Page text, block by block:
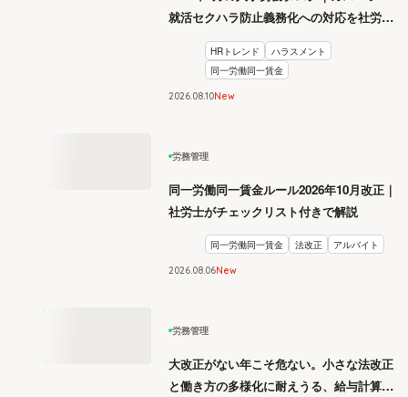
就活セクハラ防止義務化への対応を社労士
HRトレンド
ハラスメント
同一労働同一賃金
2026.0810New
労務管理
同一労働同一賃金ルール2026年10月改正｜
社労士がチェックリスト付きで解説
同一労働同一賃金 法改正 アルバイト
2026.08 06New
労務管理
大改正がない年こそ危ない。小さな法改正
と働き方の多様化に耐えうる、給与計算と